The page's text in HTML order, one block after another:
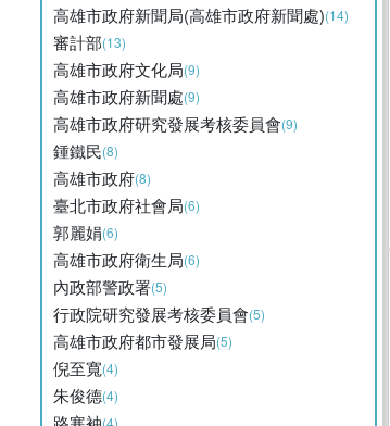
高雄市政府新聞局(高雄市政府新聞處)(14)
審計部(13)
高雄市政府文化局(9)
高雄市政府新聞處(9)
高雄市政府研究發展考核委員會(9)
鍾鐵民(8)
高雄市政府(8)
臺北市政府社會局(6)
郭麗娟(6)
高雄市政府衛生局(6)
內政部警政署(5)
行政院研究發展考核委員會(5)
高雄市政府都市發展局(5)
倪至寬(4)
朱俊德(4)
(4)